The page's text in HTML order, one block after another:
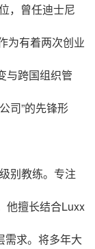
，曾任迪士尼
为有着两次创业
与跨国组织管
司”的先锋形
别教练。专注
他擅长结合Luxx
需求。将多年大